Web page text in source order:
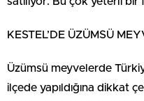
KESTEL’DE ÜZÜMSÜ
Üzümsü meyvelerde
ilçede yapıldığına dikkat